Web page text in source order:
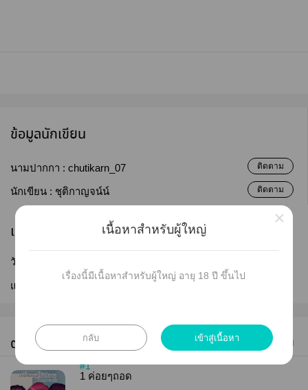
ข้อมูลนักเขียน
นามปากกา : chutikarn_07 ติดตาม
นักเขียน : ชุติกาญจน์น์ ติดตาม
เผยแพร่
วันที่เผยแพร่ :
แก้ไขล่าสุด :
ตอนทั้งหมด (5) เก่าไปใหม่
ซื้อทุกตอน
#1
1 ค่อยๆถอด
เนื้อหาสำหรับผู้ใหญ่
เรื่องนี้มีเนื้อหาสำหรับผู้ใหญ่ อายุ 18 ปี ขึ้นไป
กลับ เข้าสู่เนื้อหา
×